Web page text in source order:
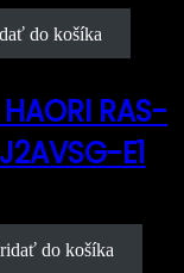
do košíka
RAS-
E1
do košíka